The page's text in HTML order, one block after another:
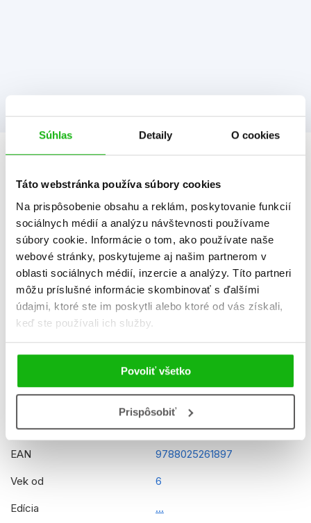
Súhlas Detaily O cookies
Táto webstránka používa súbory cookies
Na prispôsobenie obsahu a reklám, poskytovanie funkcií
sociálnych médií a analýzu návštevnosti používame
súbory cookie. Informácie o tom, ako používate naše
webové stránky, poskytujeme aj našim partnerom v
oblasti sociálnych médií, inzercie a analýzy. Títo partneri
môžu príslušné informácie skombinovať s ďalšími
údajmi, ktoré ste im poskytli alebo ktoré od vás získali,
keď ste používali ich služby.
Povoliť všetko
Prispôsobiť
Informácie
Žáner
dobrodružstvo
komiks pre deti
Počet strán 64
K stiahnutiu Ukážka.pdf
Dátum vydania
Formát 170x240 mm
0,271 kg
Jazyk slovenčina
Rady Disney - Stitch
EAN 9788025261897
Vek od 6
Edícia ...